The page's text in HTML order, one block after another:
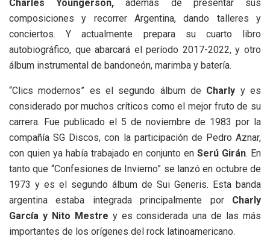
Charles Youngerson, además de presentar sus
composiciones y recorrer Argentina, dando talleres y
conciertos. Y actualmente prepara su cuarto libro
autobiográfico, que abarcará el período 2017-2022, y otro
álbum instrumental de bandoneón, marimba y batería.
“Clics modernos” es el segundo álbum de Charly y es
considerado por muchos críticos como el mejor fruto de su
carrera. Fue publicado el 5 de noviembre de 1983 por la
compañía SG Discos, con la participación de Pedro Aznar,
con quien ya había trabajado en conjunto en Serú Girán. En
tanto que “Confesiones de Invierno” se lanzó en octubre de
1973 y es el segundo álbum de Sui Generis. Esta banda
argentina estaba integrada principalmente por Charly
García y Nito Mestre y es considerada una de las más
importantes de los orígenes del rock latinoamericano.